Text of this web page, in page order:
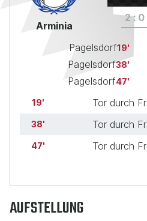
Arminia
2 : 0
Pagelsdorf19
Pagelsdorf38
Pagelsdorf47
19 Tor durch
38 Tor durch
47 Tor durch
AUFSTELLUNG